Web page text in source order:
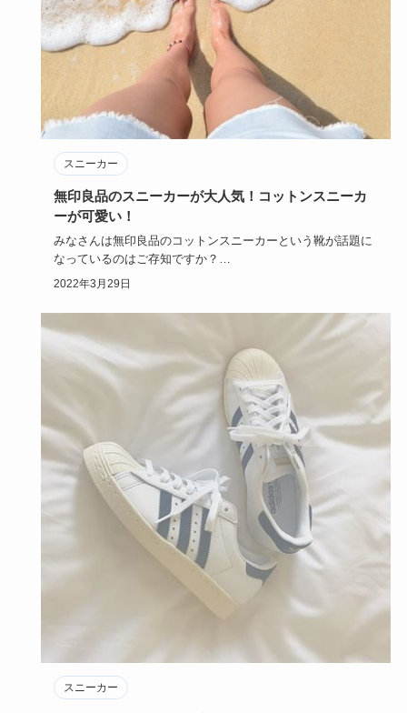
スニーカー
無印良品のスニーカーが大人気！コットンスニーカ
ーが可愛い！
みなさんは無印良品のコットンスニーカーという靴が話題に
なっているのはご存知ですか？
無印良品で販売されているコットンスニ…
2022年3月29日
スニーカー